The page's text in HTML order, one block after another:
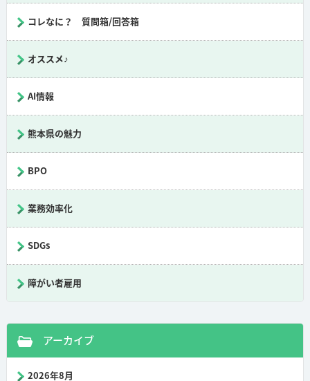
コレなに？ 質問箱/回答箱
オススメ♪
AI情報
熊本県の魅力
BPO
業務効率化
SDGs
障がい者雇用
アーカイブ
2026年8月